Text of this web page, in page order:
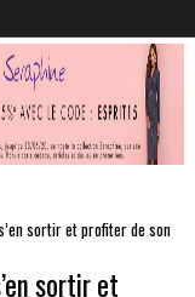
sortir et profiter de son
sortir et